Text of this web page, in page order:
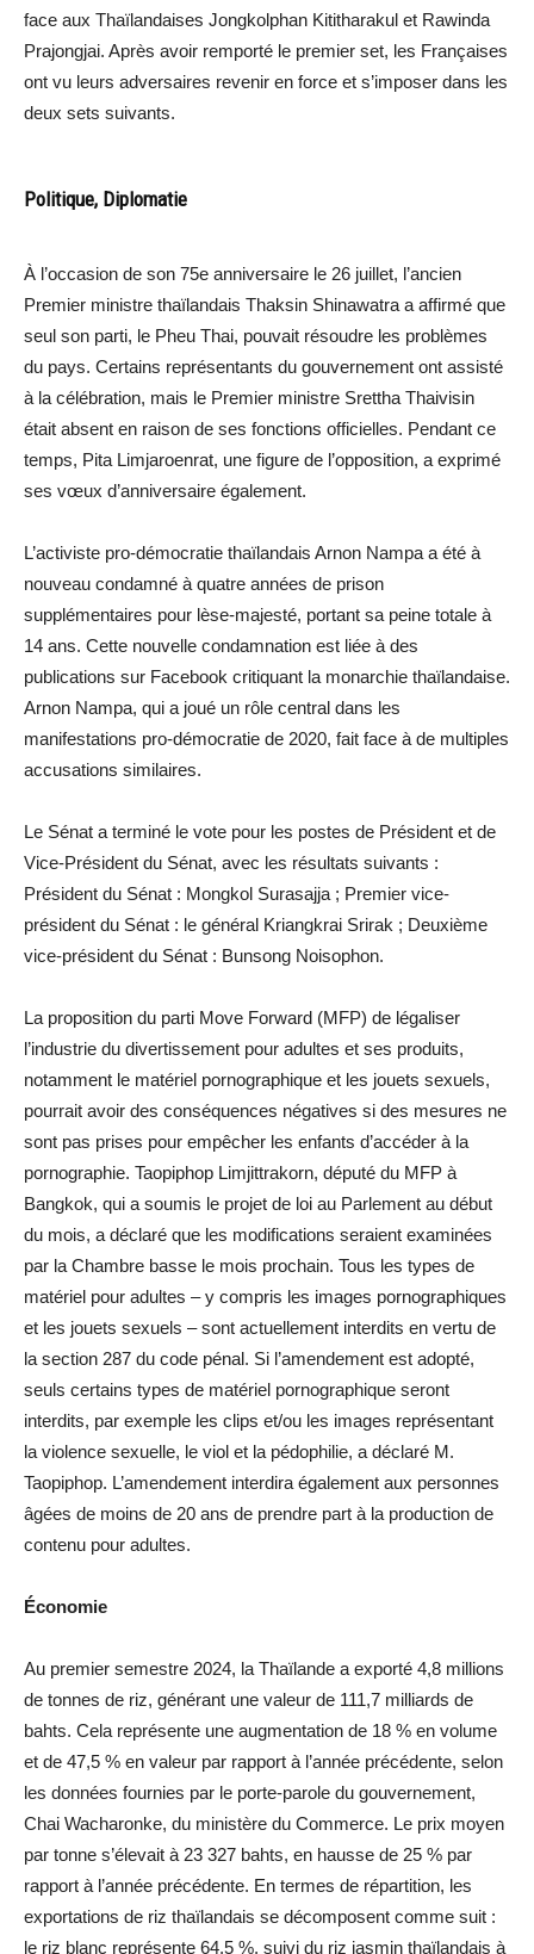
face aux Thaïlandaises Jongkolphan Kititharakul et Rawinda
Prajongjai. Après avoir remporté le premier set, les Françaises
ont vu leurs adversaires revenir en force et s’imposer dans les
deux sets suivants.
Politique, Diplomatie
À l’occasion de son 75e anniversaire le 26 juillet, l’ancien
Premier ministre thaïlandais Thaksin Shinawatra a affirmé que
seul son parti, le Pheu Thai, pouvait résoudre les problèmes
du pays. Certains représentants du gouvernement ont assisté
à la célébration, mais le Premier ministre Srettha Thaivisin
était absent en raison de ses fonctions officielles. Pendant ce
temps, Pita Limjaroenrat, une figure de l’opposition, a exprimé
ses vœux d’anniversaire également.
L’activiste pro-démocratie thaïlandais Arnon Nampa a été à
nouveau condamné à quatre années de prison
supplémentaires pour lèse-majesté, portant sa peine totale à
14 ans. Cette nouvelle condamnation est liée à des
publications sur Facebook critiquant la monarchie thaïlandaise.
Arnon Nampa, qui a joué un rôle central dans les
manifestations pro-démocratie de 2020, fait face à de multiples
accusations similaires.
Le Sénat a terminé le vote pour les postes de Président et de
Vice-Président du Sénat, avec les résultats suivants :
Président du Sénat : Mongkol Surasajja ; Premier vice-
président du Sénat : le général Kriangkrai Srirak ; Deuxième
vice-président du Sénat : Bunsong Noisophon.
La proposition du parti Move Forward (MFP) de légaliser
l’industrie du divertissement pour adultes et ses produits,
notamment le matériel pornographique et les jouets sexuels,
pourrait avoir des conséquences négatives si des mesures ne
sont pas prises pour empêcher les enfants d’accéder à la
pornographie. Taopiphop Limjittrakorn, député du MFP à
Bangkok, qui a soumis le projet de loi au Parlement au début
du mois, a déclaré que les modifications seraient examinées
par la Chambre basse le mois prochain. Tous les types de
matériel pour adultes – y compris les images pornographiques
et les jouets sexuels – sont actuellement interdits en vertu de
la section 287 du code pénal. Si l’amendement est adopté,
seuls certains types de matériel pornographique seront
interdits, par exemple les clips et/ou les images représentant
la violence sexuelle, le viol et la pédophilie, a déclaré M.
Taopiphop. L’amendement interdira également aux personnes
âgées de moins de 20 ans de prendre part à la production de
contenu pour adultes.
Économie
Au premier semestre 2024, la Thaïlande a exporté 4,8 millions
de tonnes de riz, générant une valeur de 111,7 milliards de
bahts. Cela représente une augmentation de 18 % en volume
et de 47,5 % en valeur par rapport à l’année précédente, selon
les données fournies par le porte-parole du gouvernement,
Chai Wacharonke, du ministère du Commerce. Le prix moyen
par tonne s’élevait à 23 327 bahts, en hausse de 25 % par
rapport à l’année précédente. En termes de répartition, les
exportations de riz thaïlandais se décomposent comme suit :
le riz blanc représente 64,5 %, suivi du riz jasmin thaïlandais à